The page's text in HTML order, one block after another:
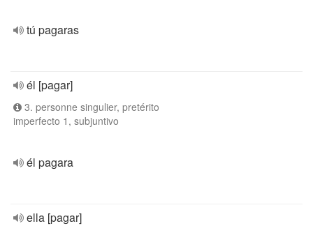
tú pagaras
él [pagar]
3. personne singulier, pretérito
imperfecto 1, subjuntivo
él pagara
ella [pagar]